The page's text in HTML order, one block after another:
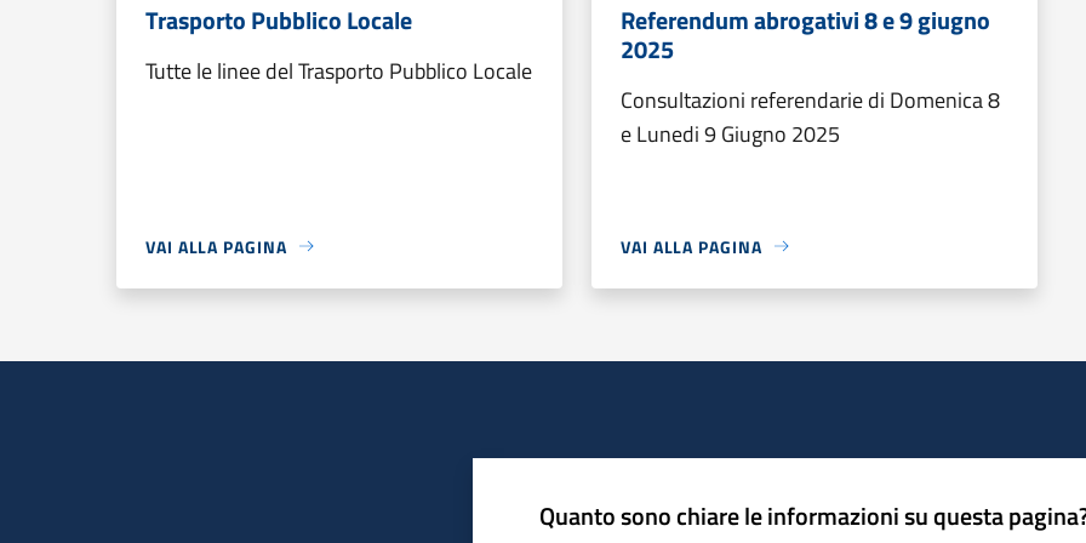
Trasporto Pubblico Locale
Tutte le linee del Trasporto Pubblico Locale
VAI ALLA PAGINA
Referendum abrogativi 8 e 9 giugno
2025
Consultazioni referendarie di Domenica 8
e Lunedi 9 Giugno 2025
VAI ALLA PAGINA
Quanto sono chiare le informazioni su questa